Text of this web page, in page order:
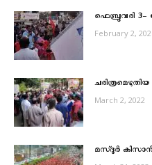
ഫെബ്രുവരി 3-
February 2,
March 2, 2022
മസ്‌ദൂര്‍